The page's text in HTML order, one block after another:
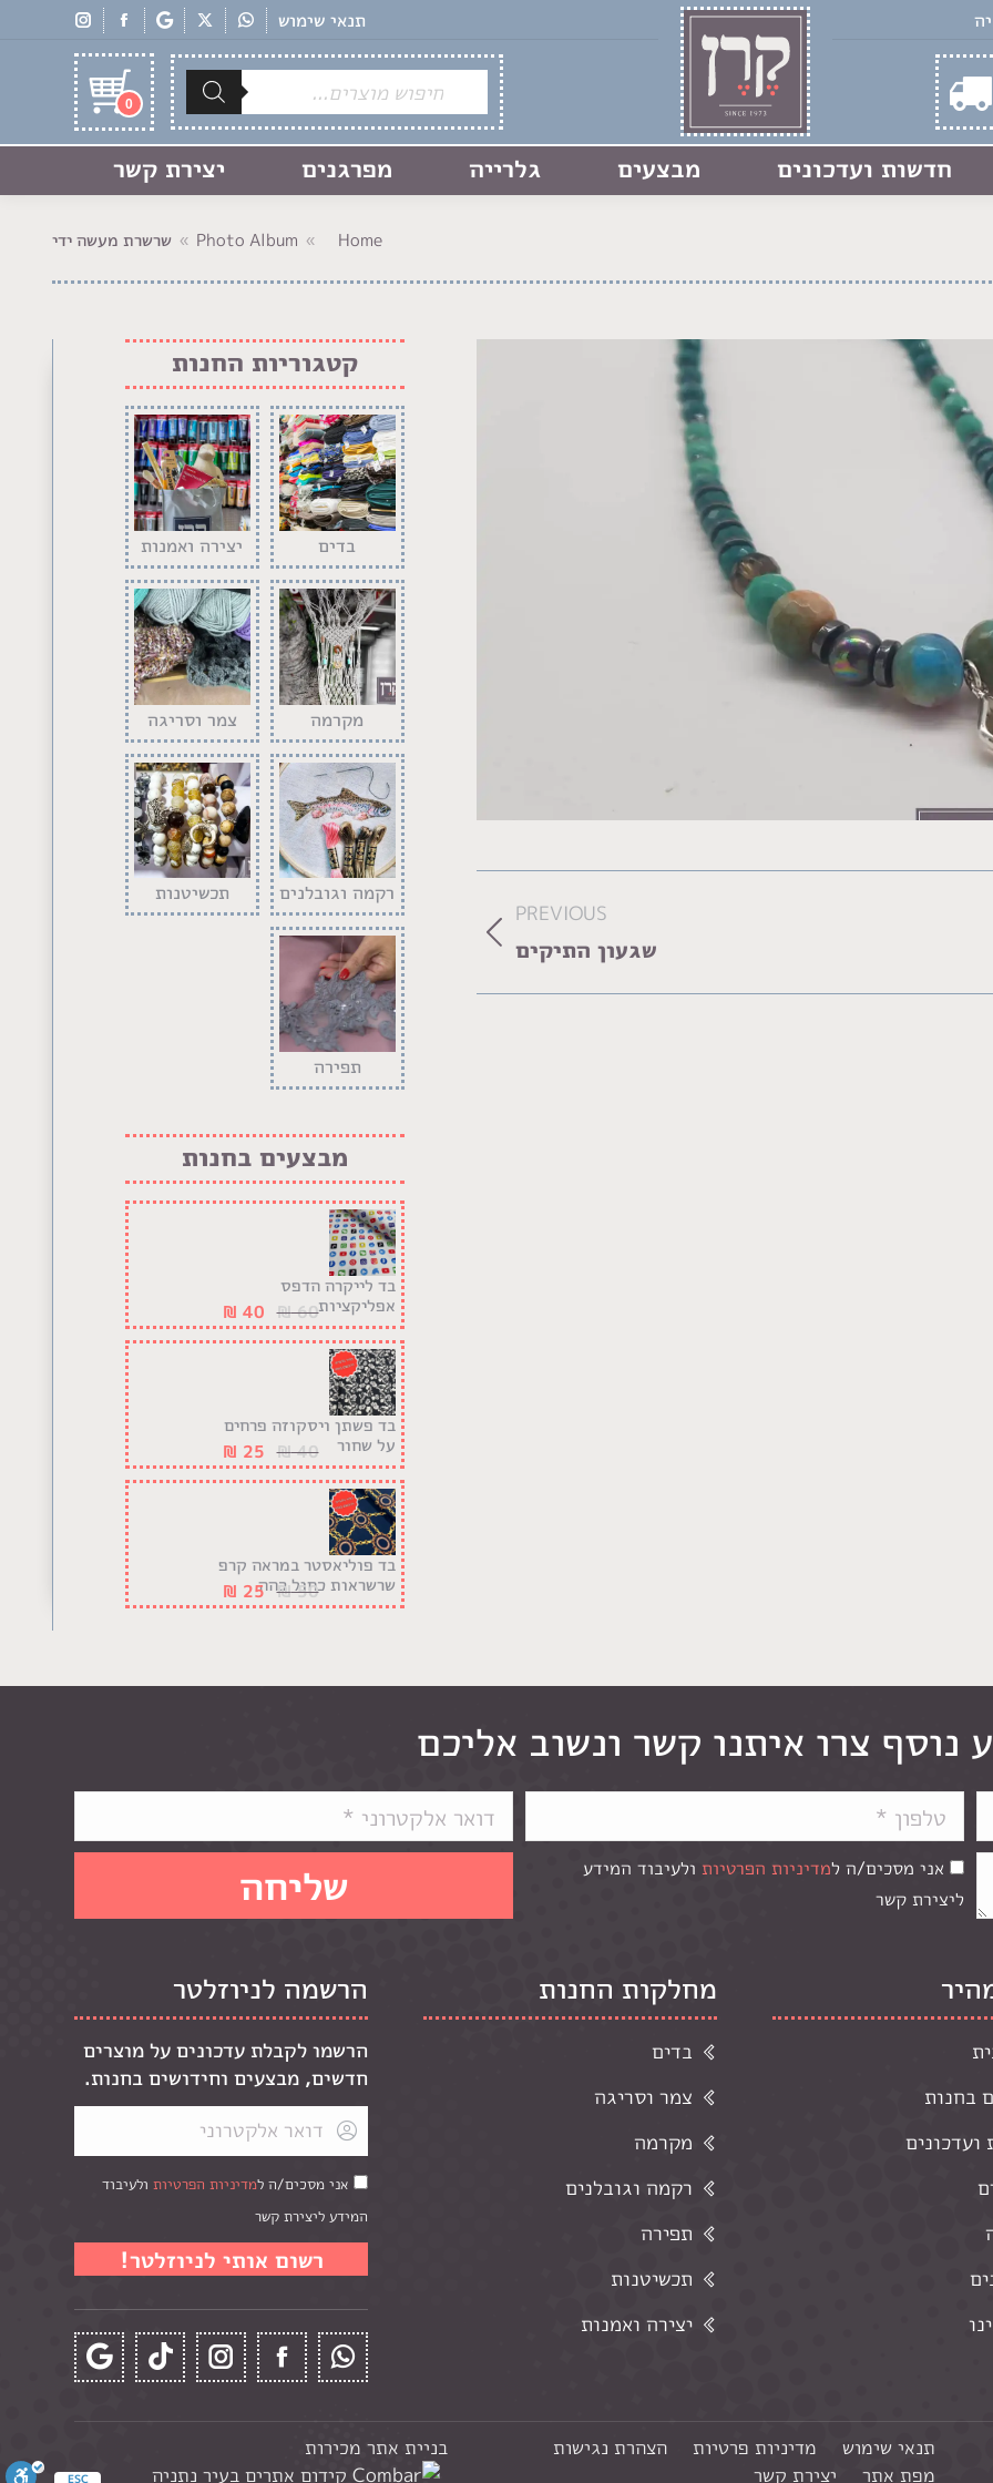
תנאי שימוש
Products
search
0
חדשות ועדכונים מבצעים גלרייה מפרגנים יצירת קשר
You are here:
Home
Photo Album שרשרת מעשה ידי
post1
PREVIOUS
Previousשגעון התיקים
קטגוריות החנות
בדים יצירה ואמנות
מקרמה צמר וסריגה
רקמה וגובלנים תכשיטנות
תפירה
מבצעים בחנות
בד לייקרה הדפס
אפליקציות
₪60
₪ 40
בד פשתן ויסקוזה פרחים
על שחור
₪40
₪ 25
בד פוליאסטר במראה קרפ
שרשראות כחול כהה
₪50
₪ 25
נוסף צרו איתנו קשר ונשוב אליכם
אני מסכים/ה למדיניות הפרטיות ולעיבוד המידע
ליצירת קשר
בחנות
ועדכונים
מחלקות החנות
בדים
צמר וסריגה
מקרמה
רקמה וגובלנים
תפירה
תכשיטנות
יצירה ואמנות
הרשמה לניוזלטר
הרשמו לקבלת עדכונים על מוצרים
חדשים, מבצעים וחידושים בחנות.
אני מסכים/ה למדיניות הפרטיות ולעיבוד
המידע ליצירת קשר
תנאי שימוש מדיניות פרטיות
הצהרת נגישות
מפת אתר
יצירת קשר
בניית אתר מכירות
ESC